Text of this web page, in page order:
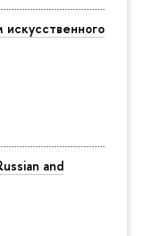
искусственного
and